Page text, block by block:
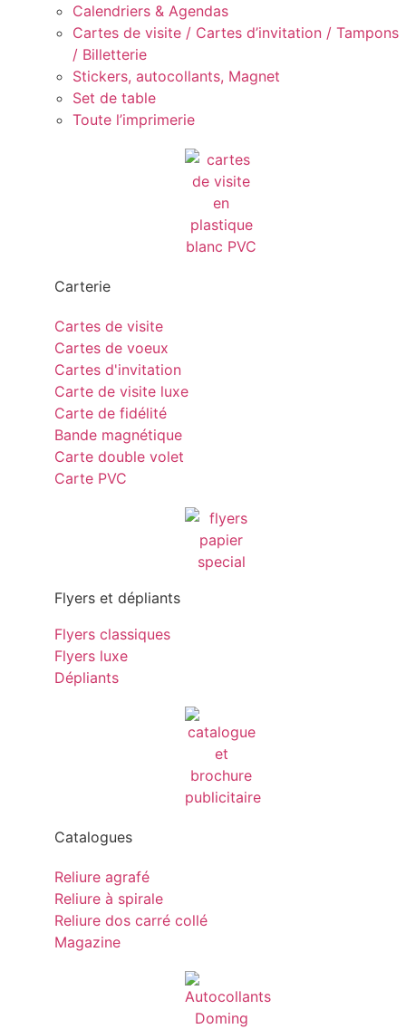
Calendriers & Agendas
Cartes de visite / Cartes d’invitation / Tampons
/ Billetterie
Stickers, autocollants, Magnet
Set de table
Toute l’imprimerie
Carterie
Cartes de visite
Cartes de voeux
Cartes d'invitation
Carte de visite luxe
Carte de fidélité
Bande magnétique
Carte double volet
Carte PVC
Flyers et dépliants
Flyers classiques
Flyers luxe
Dépliants
Catalogues
Reliure agrafé
Reliure à spirale
Reliure dos carré collé
Magazine